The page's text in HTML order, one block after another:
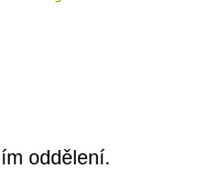
oddělení.